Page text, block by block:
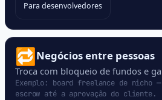
Para desenvolvedores
🔁Negócios entre pessoas
Troca com bloqueio de fundos e
Exemplo: board freelance de nicho
escrow até a aprovação do cliente.